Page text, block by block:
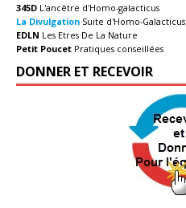
345D L'ancêtre d'Homo-galacticus
La Divulgation Suite d'Homo-Galacticus
EDLN Les Etres De La Nature
Petit Poucet Pratiques conseillées
DONNER ET RECEVOIR